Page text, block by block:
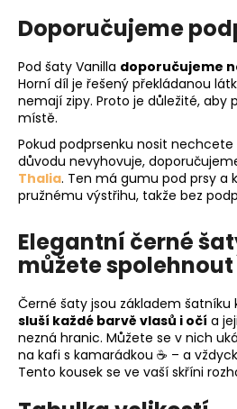
Doporučujeme
Pod šaty Vanilla doporučujeme
Horní díl je řešený překládanou
nemají zipy. Proto je důležité, aby
místě.
Pokud podprsenku nosit
důvodu nevyhovuje,
Thalia. Ten má gumu pod prsy a
pružnému výstřihu, takže bez
Elegantní černé
můžete spolehnout
Černé šaty jsou základem šatníku
sluší každé barvě vlasů i očí a
nezná hranic. Můžete se v nich
na kafi s kamarádkou ☕ – a
Tento kousek se ve vaší skříni